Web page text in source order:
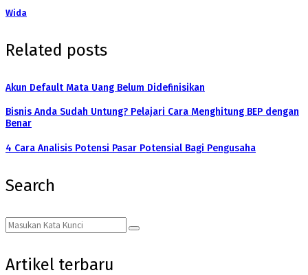
Wida
Related posts
Akun Default Mata Uang Belum Didefinisikan
Bisnis Anda Sudah Untung? Pelajari Cara Menghitung BEP dengan
Benar
4 Cara Analisis Potensi Pasar Potensial Bagi Pengusaha
Search
Search
for:
Search
Artikel terbaru